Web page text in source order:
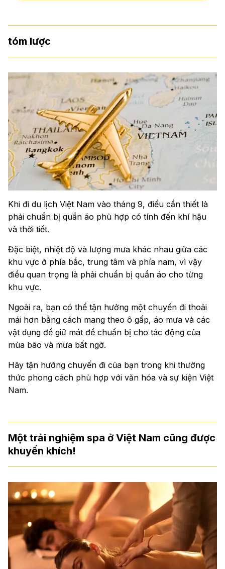
tóm lược
Khi đi du lịch Việt Nam vào tháng 9, điều cần thiết là
phải chuẩn bị quần áo phù hợp có tính đến khí hậu
và thời tiết.
Đặc biệt, nhiệt độ và lượng mưa khác nhau giữa các
khu vực ở phía bắc, trung tâm và phía nam, vì vậy
điều quan trọng là phải chuẩn bị quần áo cho từng
khu vực.
Ngoài ra, bạn có thể tận hưởng một chuyến đi thoải
mái hơn bằng cách mang theo ô gấp, áo mưa và các
vật dụng để giữ mát để chuẩn bị cho tác động của
mùa bão và mưa bất ngờ.
Hãy tận hưởng chuyến đi của bạn trong khi thưởng
thức phong cách phù hợp với văn hóa và sự kiện Việt
Nam.
Một trải nghiệm spa ở Việt Nam cũng được
khuyến khích!